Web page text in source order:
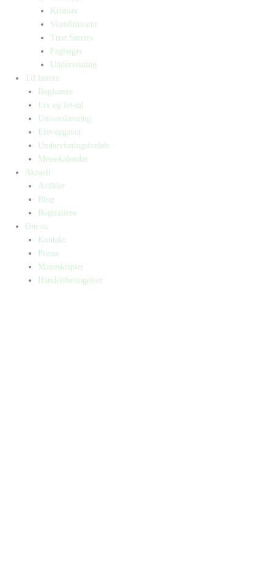
Krimier
Skønlitteratur
True Stories
Fagbøger
Undervisning
Til lærere
Bogkasser
Lix og let-tal
Universlæsning
Elevopgaver
Undervisningsforløb
Messekalender
Aktuelt
Artikler
Blog
Bogtrailere
Om os
Kontakt
Presse
Manuskripter
Handelsbetingelser